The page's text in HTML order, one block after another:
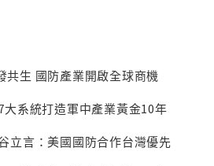
共生 國防產業開啟全球商機
系統打造軍中產業黃金10年
立言：美國國防合作台灣優先